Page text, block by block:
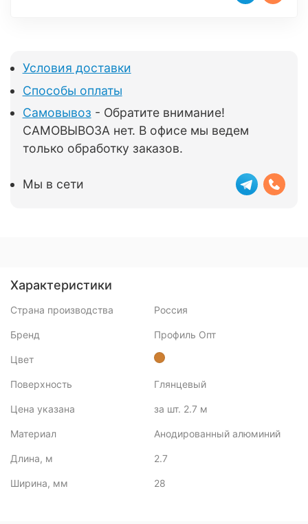
Условия доставки
Способы оплаты
Самовывоз - Обратите внимание!
САМОВЫВОЗА нет. В офисе мы ведем
только обработку заказов.
Мы в сети
Характеристики
Страна производства Россия
Бренд Профиль Опт
Цвет
Поверхность Глянцевый
Цена указана за шт. 2.7 м
Материал Анодированный алюминий
Длина, м 2.7
Ширина, мм 28